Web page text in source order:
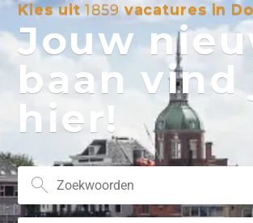
Kies uit1859 vacatures in
Jouw
baan vind
hier!